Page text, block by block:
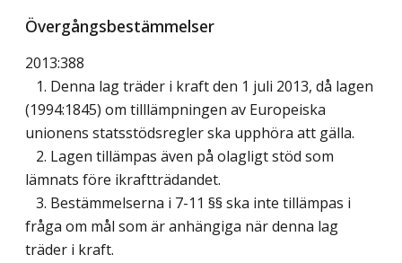
Övergångsbestämmelser
2013:388
1. Denna lag träder i kraft den 1 juli 2013, då lagen
(1994:1845) om tilllämpningen av Europeiska
unionens statsstödsregler ska upphöra att gälla.
2. Lagen tillämpas även på olagligt stöd som
lämnats före ikraftträdandet.
3. Bestämmelserna i 7-11 §§ ska inte tillämpas i
fråga om mål som är anhängiga när denna lag
träder i kraft.